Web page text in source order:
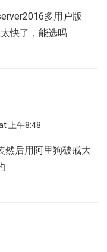
多用户版
快了，能选吗
上午8:48
然后用阿里狗破戒大